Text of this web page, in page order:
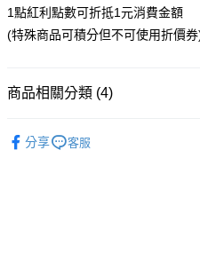
Apple Pay
Google Pay
貨到付款
1點紅利點數可折抵1元消費金額
(特殊商品可積分但不可使用折價券
商品相關分類 (4)
Re:從零開始的異世界
分享 客服